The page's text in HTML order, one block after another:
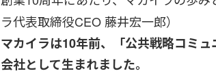
ラ代表取締役CEO 藤井宏一郎）
マカイラは10年前、「公共戦略コミ
会社として生まれました。